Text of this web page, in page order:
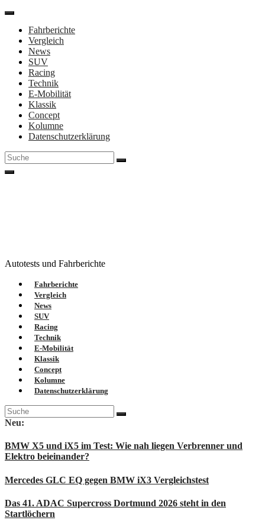
Direkt
Inhalt
Fahrberichte
Vergleich
News
SUV
Racing
Technik
E-Mobilität
Klassik
Concept
Kolumne
Datenschutzerklärung
Suche
nach:
Autotests und Fahrberichte
Fahrberichte
Vergleich
News
SUV
Racing
Technik
E-Mobilität
Klassik
Concept
Kolumne
Datenschutzerklärung
Suche
nach:
Neu:
BMW X5 und iX5 im Test: Wie nah liegen Verbrenner und
Elektro beieinander?
Mercedes GLC EQ gegen BMW iX3 Vergleichstest
Das 41. ADAC Supercross Dortmund 2026 steht in den
Startlöchern